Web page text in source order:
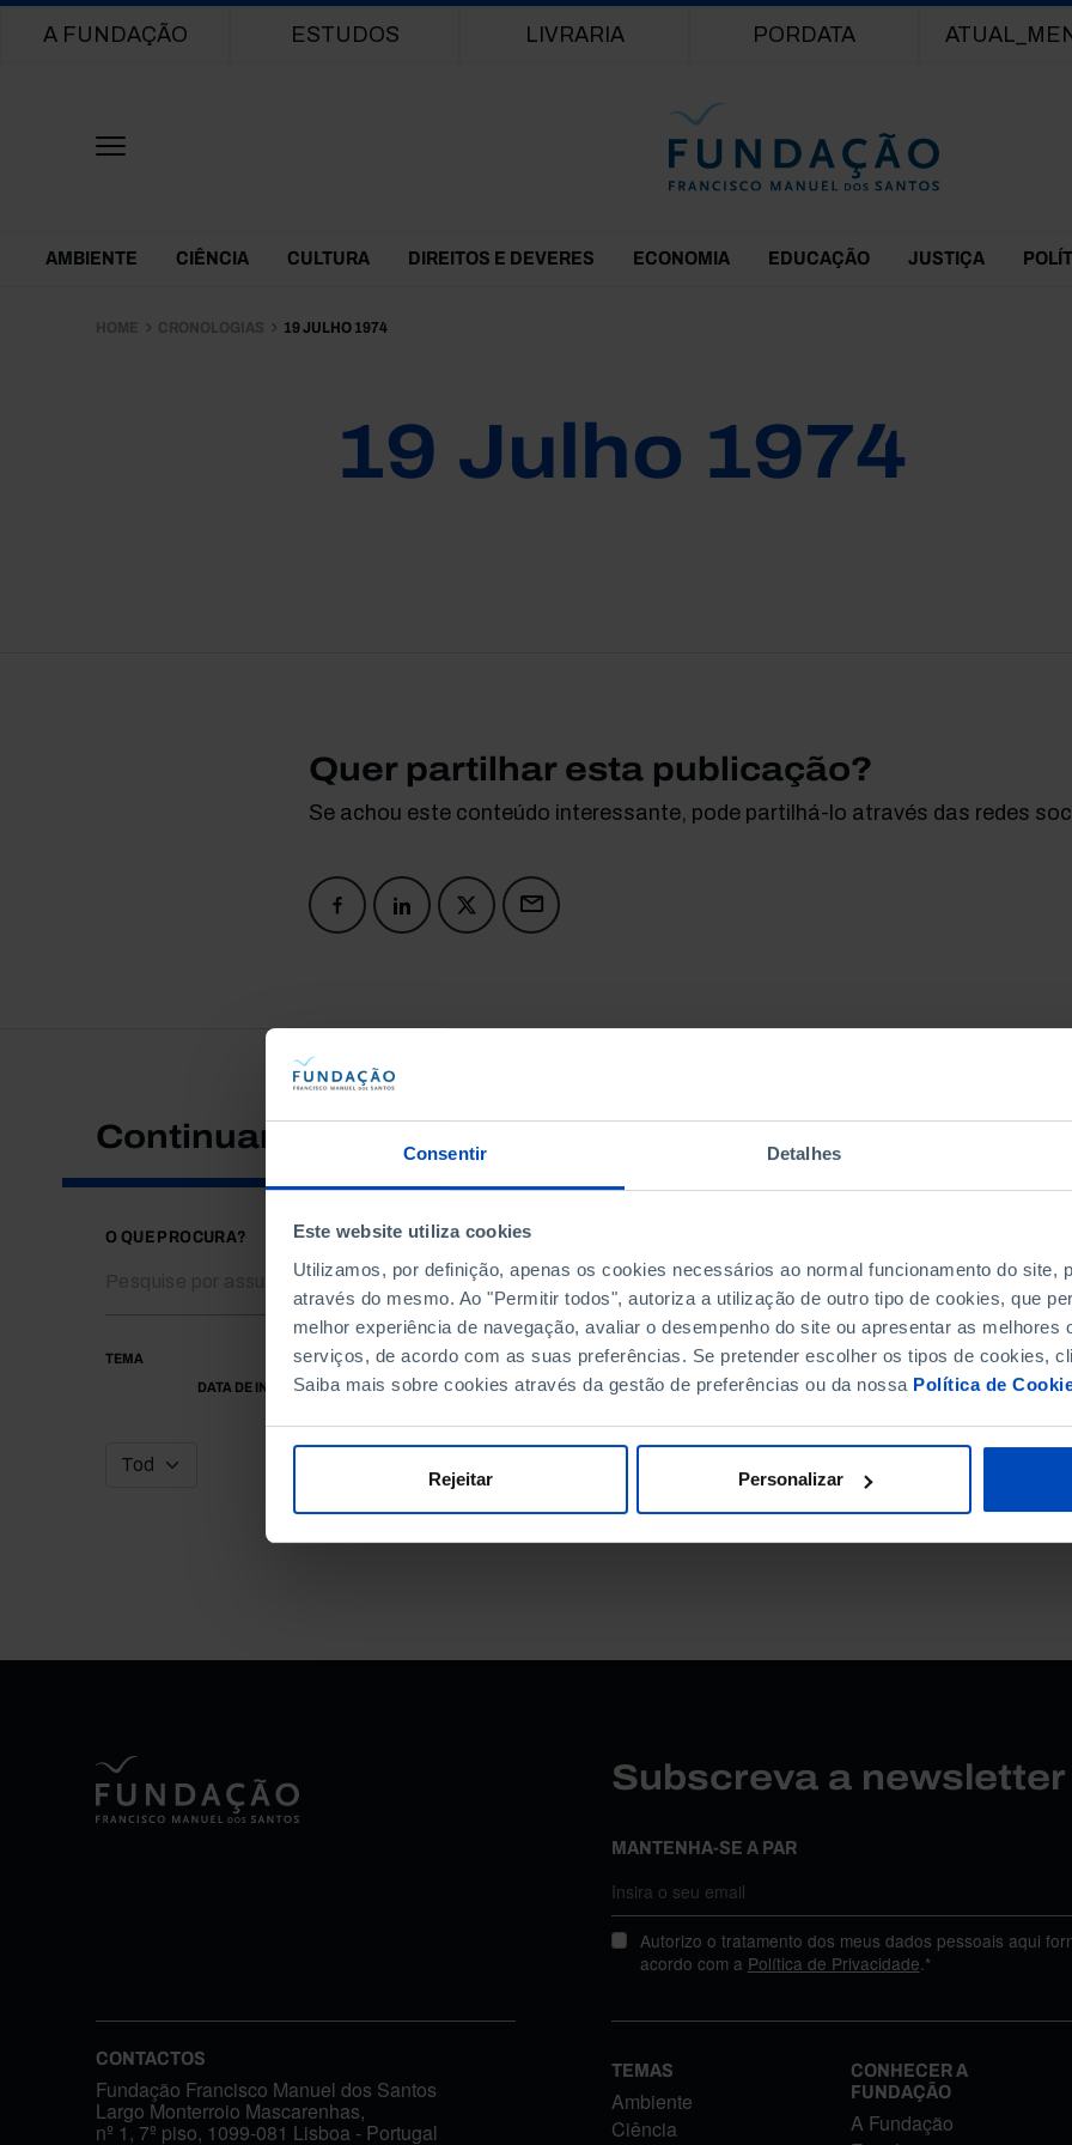
Consentir Detalhes
Este website utiliza cookies
Utilizamos, por definição, apenas os cookies necessários ao normal funcionamento do site,
através do mesmo. Ao "Permitir todos", autoriza a utilização de outro tipo de cookies, que
melhor experiência de navegação, avaliar o desempenho do site ou apresentar as melhores
serviços, de acordo com as suas preferências. Se pretender escolher os tipos de cookies,
Saiba mais sobre cookies através da gestão de preferências ou da nossa Política de
Rejeitar Personalizar
Main navigation
A FUNDAÇÃO ESTUDOS LIVRARIA PORDATA
Themes Menu
AMBIENTE CIÊNCIA CULTURA DIREITOS E DEVERES ECONOMIA EDUCAÇÃO JUSTIÇA
HOME CRONOLOGIAS 19 JULHO 1974
19 Julho 1974
Quer partilhar esta publicação?
Se achou este conteúdo interessante, pode partilhá-lo através das redes
Continuar a pesquisar
O QUE PROCURA?
TEMA
DATA DE INÍCIO
DATA DE FIM
Subscreva a
MANTENHA-SE A PAR
Autorizo o tratamento dos meus dados pessoais aqui
acordo com a Política de Privacidade.*
CONTACTOS
Fundação Francisco Manuel dos Santos
Largo Monterroio Mascarenhas,
nº 1, 7º piso, 1099-081 Lisboa - Portugal
TEMAS
Ambiente
Ciência
CONHECER A
FUNDAÇÃO
A Fundação